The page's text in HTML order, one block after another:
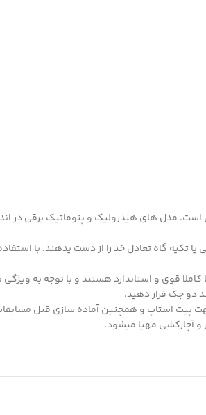
است. مدل های هیدرولیک و پنوماتیک برقی
تکیه گاه تعادل خد را از دست یدهند. با
قوی و استاندارد هستند و با توجه به
دو جک قرار دهید.
پیت استاپ و همچنین آماده سازی قبل
و آچارکشی مهیا میشود.